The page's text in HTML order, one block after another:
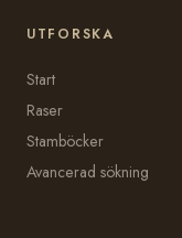
UTFORSKA
Start
Raser
Stamböcker
Avancerad sökning